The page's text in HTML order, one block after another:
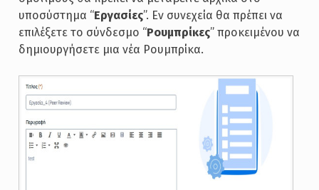
υποσύστημα “Εργασίες”. Εν συνεχεία θα πρέπει να
επιλέξετε το σύνδεσμο “Ρουμπρίκες” προκειμένου να
δημιουργήσετε μια νέα Ρουμπρίκα.